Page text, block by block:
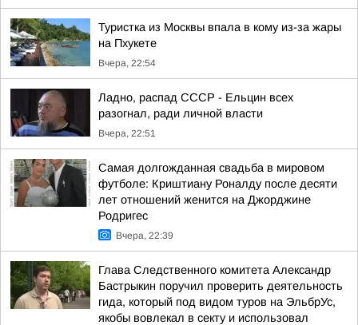
Туристка из Москвы впала в кому из-за жары
на Пхукете
Вчера, 22:54
Ладно, распад СССР - Ельцин всех
разогнал, ради личной власти
Вчера, 22:51
Самая долгожданная свадьба в мировом
футболе: Криштиану Роналду после десяти
лет отношений женится на Джорджине
Родригес
Вчера, 22:39
Глава Следственного комитета Александр
Бастрыкин поручил проверить деятельность
гида, который под видом туров на ЭльбрУс,
якобы вовлекал в секту и использовал